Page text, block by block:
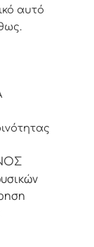
αυτό